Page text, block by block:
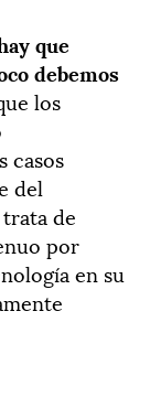
que
debemos
los
casos
del
de
por
en su